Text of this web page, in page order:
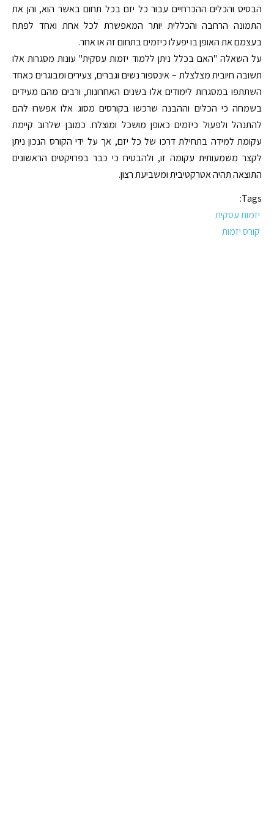
הבסיס והכלים ההכרחיים עבור כל יזם בכל תחום באשר הוא, והן את
התמונה הרחבה והכללית יותר המאפשרת לכל אחת ואחד לפתח
בעצמם את האופן בו יפעלו כיזמים בתחום זה או אחר.
על השאלה "האם בכלל ניתן ללמוד יזמות עסקית" עונות מסגרות אלו
תשובה חיובית מצלצלת – אינספור נשים וגברים, צעירים ומבוגרים כאחד
השתתפו במסגרות לימודים אלו בשנים האחרונות, ורבים מהם מעידים
בשמחה כי הכלים וההבנה שרכשו בקורסים מסוג אלו אפשרו להם
להתנהל ולפעול כיזמים כאופן מושכל ומוצלח. כמובן שלרוב קיימת
עקומת למידה בתחילת דרכו של כל יזם, אך על ידי הקורס הנכון ניתן
לקצר משמעותית עקומה זו, ולהבטיח כי כבר בפרויקטים הראשונים
התוצאה תהיה אטרקטיבית ומשביעת רצון.
Tags:
יזמות עסקית
קורס יזמות